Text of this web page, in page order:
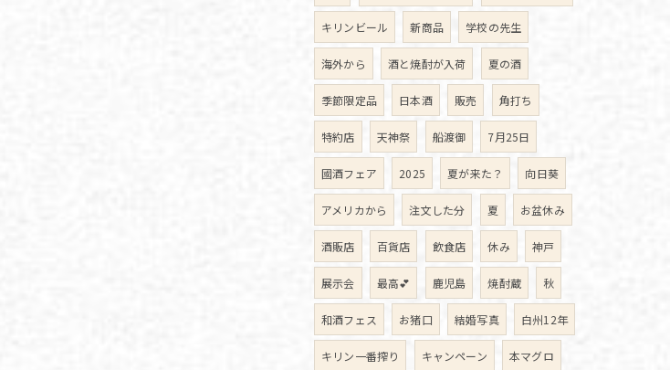
キリンビール 新商品 学校の先生
海外から 酒と焼酎が入荷 夏の酒
季節限定品 日本酒 販売 角打ち
特約店 天神祭 船渡御 7月25日
國酒フェア 2025 夏が来た？ 向日葵
アメリカから 注文した分 夏 お盆休み
酒販店 百貨店 飲食店 休み 神戸
展示会 最高💕 鹿児島 焼酎蔵 秋
和酒フェス お猪口 結婚写真 白州12年
キリン一番搾り キャンペーン 本マグロ